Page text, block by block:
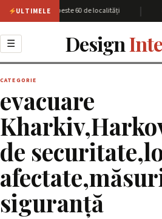
ULTIMELE
Harkov cu peste 60 de localități
☰ Design
CATEGORIE
evacuare
de
siguranță